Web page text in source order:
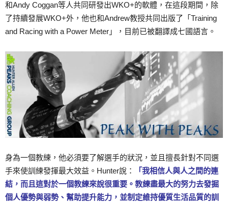
和Andy Coggan等人共同研發出WKO+的軟體，在這段期間，除
了持續發展WKO+外，他也和Andrew教授共同出版了「Training
and Racing with a Power Meter」，目前已被翻譯成七國語言。
身為一個教練，他必須要了解選手的狀況，並且擅長針對不同選
手來使訓練發揮最大效益。Hunter說：
「我相信人與人之間的連
結，而且這對於一個教練來說很重要。教練盡最大的努力去發掘
個人優勢與弱勢、幫助提升能力，並制定維持優質生活品質的訓